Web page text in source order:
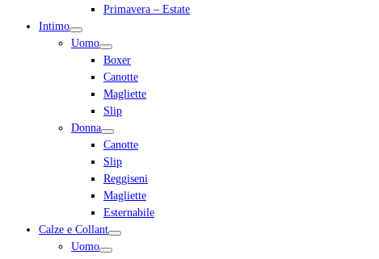
Primavera – Estate
Intimo
Uomo
Boxer
Canotte
Magliette
Slip
Donna
Canotte
Slip
Reggiseni
Magliette
Esternabile
Calze e Collant
Uomo